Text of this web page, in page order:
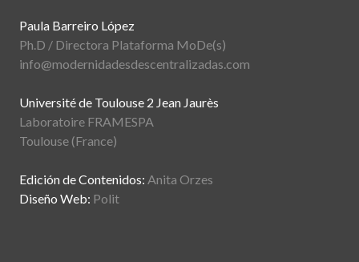
Paula Barreiro López
Ph.D / Directora Plataforma MoDe(s)
info@modernidadesdescentralizadas.com
Université de Toulouse 2 Jean Jaurès
Laboratoire FRAMESPA
Toulouse (France)
Edición de Contenidos: Anita Orzes
Diseño Web: Polit